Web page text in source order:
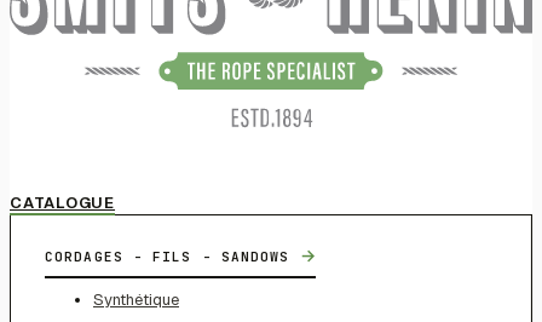
CATALOGUE
CORDAGES - FILS - SANDOWS →
Synthétique